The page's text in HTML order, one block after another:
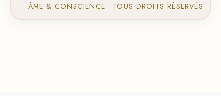
ÂME & CONSCIENCE · TOUS DROITS RÉSERVÉS